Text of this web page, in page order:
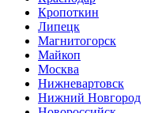
Кропоткин
Липецк
Магнитогорск
Майкоп
Москва
Нижневартовск
Нижний Новгород